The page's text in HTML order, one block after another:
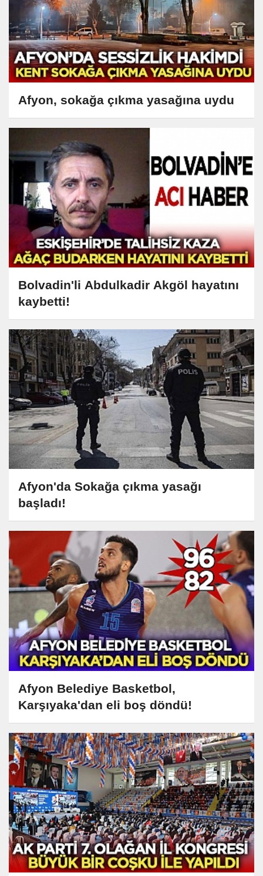
Afyon, sokağa çıkma yasağına uydu
Bolvadin'li Abdulkadir Akgöl hayatını
kaybetti!
Afyon'da Sokağa çıkma yasağı
başladı!
Afyon Belediye Basketbol,
Karşıyaka'dan eli boş döndü!